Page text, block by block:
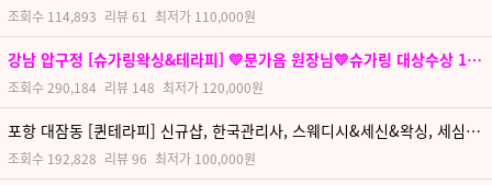
최저가 110,000원
리뷰61
조회수 114,893
강남 압구정 [슈가링왁싱&테라피] 💛문가음 원장님💛슈가링 대상수상 1위 문가음 원장님💛압구정 프리미엄 {스웨디시+슈가링왁싱} 패키지 한곳에서 두가지를 한번에 받아보세요
최저가 120,000원
리뷰 148
조회수290,184
포항 대잠동 [퀸테라피] 신규샵, 한국관리사, 스웨디시&세신&왁싱, 세심하고, 집중적인 관리
최저가 100,000원
리뷰96
조회수 192,828